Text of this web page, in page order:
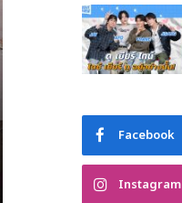
Facebook
Instagram